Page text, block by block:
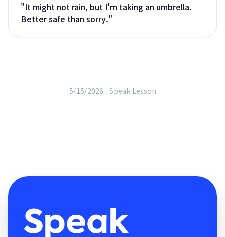
"It might not rain, but I'm taking an umbrella.
Better safe than sorry."
5/15/2026 · Speak Lesson